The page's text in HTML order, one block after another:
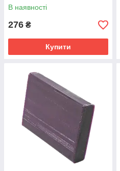
В наявності
276 ₴
Купити